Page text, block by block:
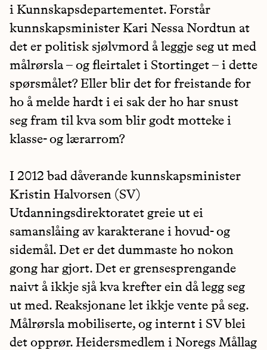
i Kunnskapsdepartementet. Forstår
kunnskapsminister Kari Nessa Nordtun at
det er politisk sjølvmord å leggje seg ut med
målrørsla – og fleirtalet i Stortinget – i dette
spørsmålet? Eller blir det for freistande for
ho å melde hardt i ei sak der ho har snust
seg fram til kva som blir godt motteke i
klasse- og lærarrom?
I 2012 bad dåverande kunnskapsminister
Kristin Halvorsen (SV)
Utdanningsdirektoratet greie ut ei
samanslåing av karakterane i hovud- og
sidemål. Det er det dummaste ho nokon
gong har gjort. Det er grensesprengande
naivt å ikkje sjå kva krefter ein då legg seg
ut med. Reaksjonane let ikkje vente på seg.
Målrørsla mobiliserte, og internt i SV blei
det opprør. Heidersmedlem i Noregs Mållag